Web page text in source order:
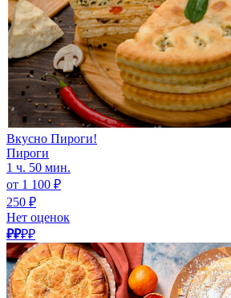
Вкусно Пироги!
Пироги
1 ч. 50 мин.
от 1 100 ₽
250 ₽
Нет оценок
₽₽₽₽